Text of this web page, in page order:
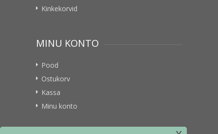
Kinkekorvid
MINU KONTO
Pood
Ostukorv
Kassa
Minu konto